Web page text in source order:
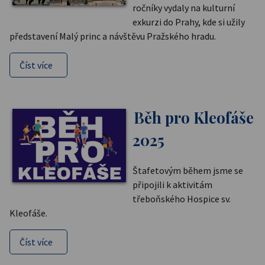
ročníky vydaly na kulturní
exkurzi do Prahy, kde si užily
představení Malý princ a návštěvu Pražského hradu.
Číst více
Běh pro Kleofáše
2025
Štafetovým během jsme se
připojili k aktivitám
třeboňského Hospice sv.
Kleofáše.
Číst více